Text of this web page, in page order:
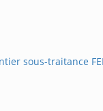
sous-traitance